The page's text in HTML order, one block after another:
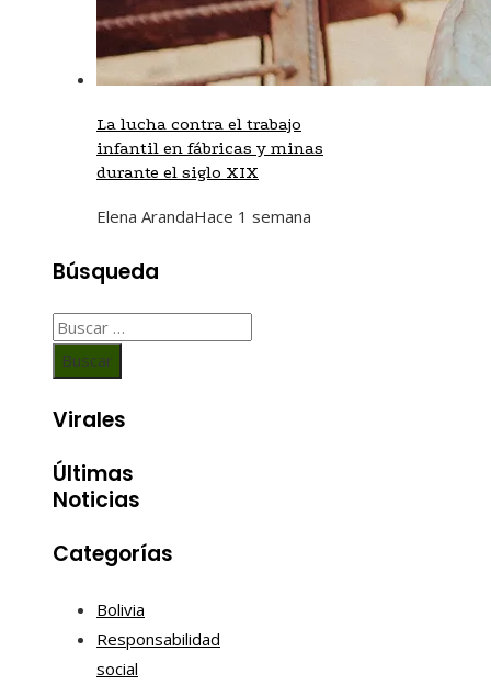
La lucha contra el trabajo
infantil en fábricas y minas
durante el siglo XIX
Elena ArandaHace 1 semana
Búsqueda
Buscar:
Virales
Últimas
Noticias
Categorías
Bolivia
Responsabilidad
social